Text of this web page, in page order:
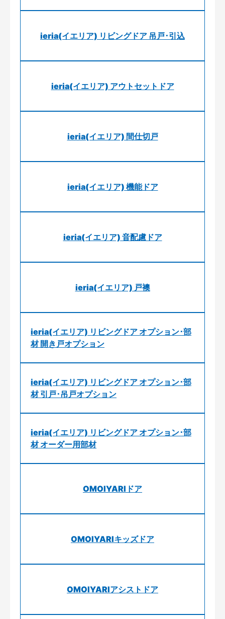
ieria(イエリア) リビングドア 吊戸･引込
ieria(イエリア) アウトセットドア
ieria(イエリア) 間仕切戸
ieria(イエリア) 機能ドア
ieria(イエリア) 音配慮ドア
ieria(イエリア) 戸襖
ieria(イエリア) リビングドア オプション･部
材 開き戸オプション
ieria(イエリア) リビングドア オプション･部
材 引戸･吊戸オプション
ieria(イエリア) リビングドア オプション･部
材 オーダー用部材
OMOIYARIドア
OMOIYARIキッズドア
OMOIYARIアシストドア